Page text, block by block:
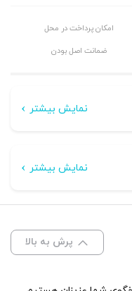
امکان پرداخت در محل
ضمانت اصل بودن
نمایش بیشتر
نمایش بیشتر
“بلوک توزیع
پرش به بالا